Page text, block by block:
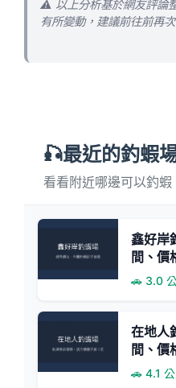
⚠️ 以上分析基於網友評論
有所變動，建議前往前再
🎣最近的釣蝦
看看附近哪邊可以釣
鑫好岸
間、價
閒釣場
🚗 3.0
在地人
間、價
活力蝦
🚗 4.1